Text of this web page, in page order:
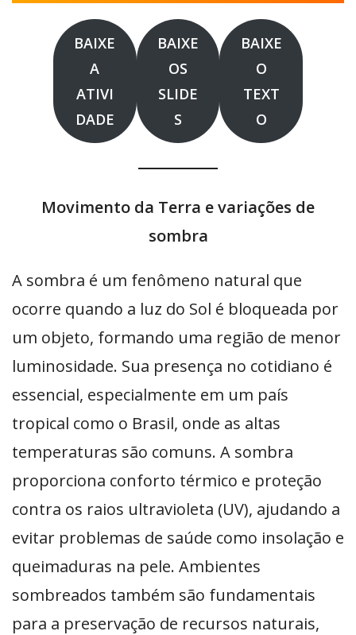
BAIXE
A
ATIVI
DADE
BAIXE
OS
SLIDE
S
BAIXE
O
TEXT
O
Movimento da Terra e variações de
sombra
A sombra é um fenômeno natural que
ocorre quando a luz do Sol é bloqueada por
um objeto, formando uma região de menor
luminosidade. Sua presença no cotidiano é
essencial, especialmente em um país
tropical como o Brasil, onde as altas
temperaturas são comuns. A sombra
proporciona conforto térmico e proteção
contra os raios ultravioleta (UV), ajudando a
evitar problemas de saúde como insolação e
queimaduras na pele. Ambientes
sombreados também são fundamentais
para a preservação de recursos naturais,